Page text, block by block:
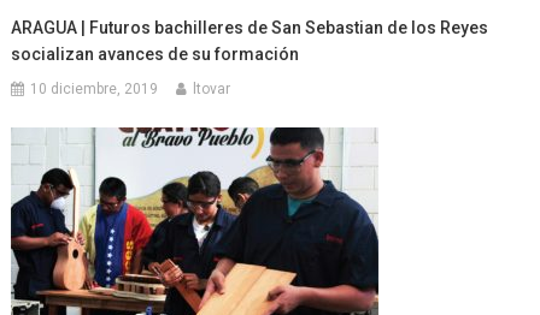
ARAGUA | Futuros bachilleres de San Sebastian de los Reyes
socializan avances de su formación
10 diciembre, 2019 ltovar